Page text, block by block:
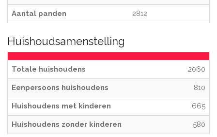
Aantal panden 2812
Huishoudsamenstelling
Totale huishoudens 2060
Eenpersoons huishoudens 810
Huishoudens met kinderen 665
Huishoudens zonder kinderen 580